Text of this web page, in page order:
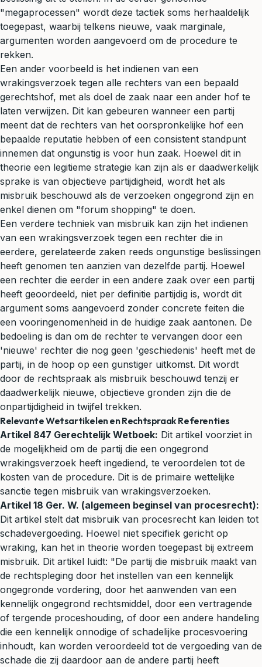
"megaprocessen" wordt deze tactiek soms herhaaldelijk
toegepast, waarbij telkens nieuwe, vaak marginale,
argumenten worden aangevoerd om de procedure te
rekken.
Een ander voorbeeld is het indienen van een
wrakingsverzoek tegen alle rechters van een bepaald
gerechtshof, met als doel de zaak naar een ander hof te
laten verwijzen. Dit kan gebeuren wanneer een partij
meent dat de rechters van het oorspronkelijke hof een
bepaalde reputatie hebben of een consistent standpunt
innemen dat ongunstig is voor hun zaak. Hoewel dit in
theorie een legitieme strategie kan zijn als er daadwerkelijk
sprake is van objectieve partijdigheid, wordt het als
misbruik beschouwd als de verzoeken ongegrond zijn en
enkel dienen om "forum shopping" te doen.
Een verdere techniek van misbruik kan zijn het indienen
van een wrakingsverzoek tegen een rechter die in
eerdere, gerelateerde zaken reeds ongunstige beslissingen
heeft genomen ten aanzien van dezelfde partij. Hoewel
een rechter die eerder in een andere zaak over een partij
heeft geoordeeld, niet per definitie partijdig is, wordt dit
argument soms aangevoerd zonder concrete feiten die
een vooringenomenheid in de huidige zaak aantonen. De
bedoeling is dan om de rechter te vervangen door een
'nieuwe' rechter die nog geen 'geschiedenis' heeft met de
partij, in de hoop op een gunstiger uitkomst. Dit wordt
door de rechtspraak als misbruik beschouwd tenzij er
daadwerkelijk nieuwe, objectieve gronden zijn die de
onpartijdigheid in twijfel trekken.
Relevante Wetsartikelen en Rechtspraak Referenties
Artikel 847 Gerechtelijk Wetboek: Dit artikel voorziet in
de mogelijkheid om de partij die een ongegrond
wrakingsverzoek heeft ingediend, te veroordelen tot de
kosten van de procedure. Dit is de primaire wettelijke
sanctie tegen misbruik van wrakingsverzoeken.
Artikel 18 Ger. W. (algemeen beginsel van procesrecht):
Dit artikel stelt dat misbruik van procesrecht kan leiden tot
schadevergoeding. Hoewel niet specifiek gericht op
wraking, kan het in theorie worden toegepast bij extreem
misbruik. Dit artikel luidt: "De partij die misbruik maakt van
de rechtspleging door het instellen van een kennelijk
ongegronde vordering, door het aanwenden van een
kennelijk ongegrond rechtsmiddel, door een vertragende
of tergende proceshouding, of door een andere handeling
die een kennelijk onnodige of schadelijke procesvoering
inhoudt, kan worden veroordeeld tot de vergoeding van de
schade die zij daardoor aan de andere partij heeft